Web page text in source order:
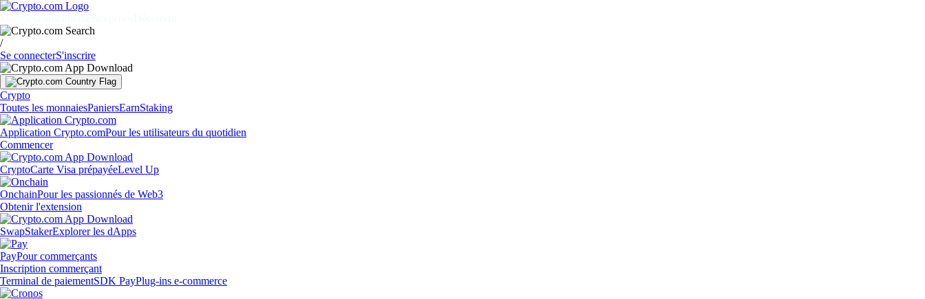
/
Se connecterS'inscrire
Crypto
Toutes les monnaiesPaniersEarnStaking
Application Crypto.comPour les utilisateurs du quotidien
Commencer
CryptoCarte Visa prépayéeLevel Up
OnchainPour les passionnés de Web3
Obtenir l'extension
SwapStakerExplorer les dApps
PayPour commerçants
Inscription commerçant
Terminal de paiementSDK PayPlug-ins e-commerce